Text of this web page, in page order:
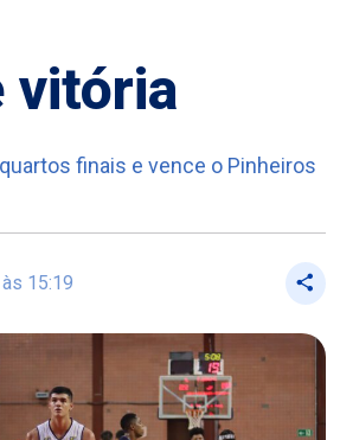
vitória
finais e vence o Pinheiros
15:19